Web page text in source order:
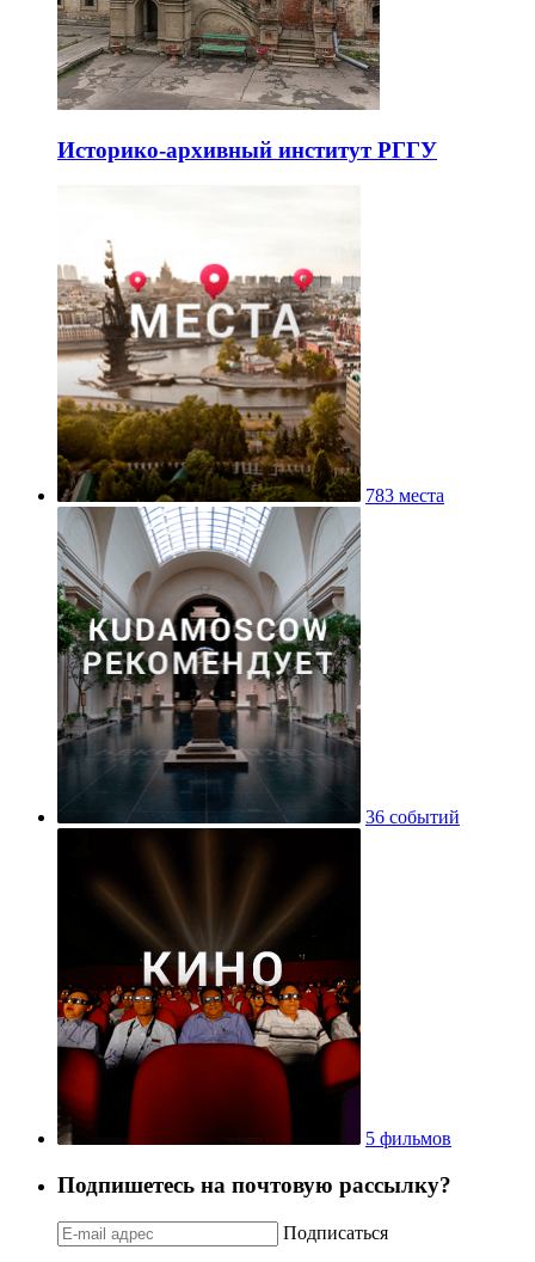
Историко-архивный институт РГГУ
783 места
36 событий
5 фильмов
Подпишетесь на почтовую рассылку?
Подписаться